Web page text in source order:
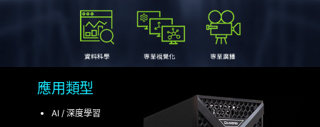
應用類型
AI / 深度學習